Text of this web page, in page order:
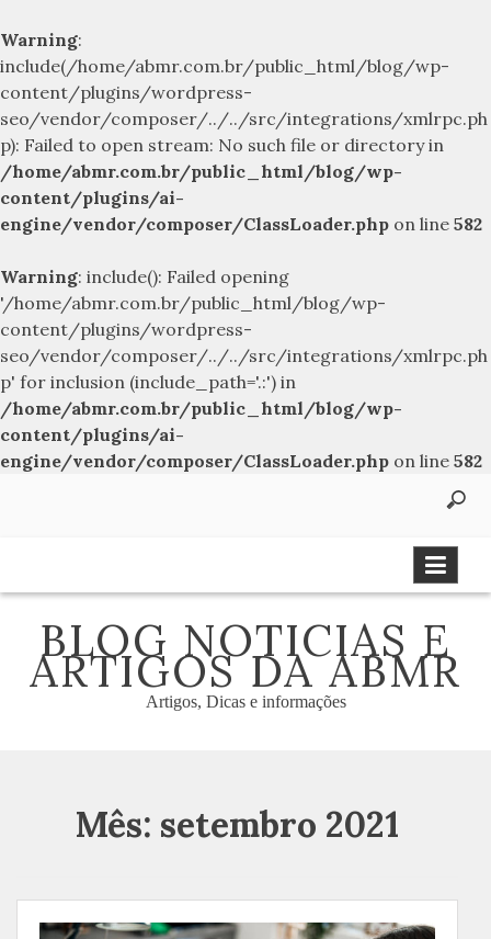
Warning:
include(/home/abmr.com.br/public_html/blog/wp-
content/plugins/wordpress-
seo/vendor/composer/../../src/integrations/xmlrpc.ph
p): Failed to open stream: No such file or directory in
/home/abmr.com.br/public_html/blog/wp-
content/plugins/ai-
engine/vendor/composer/ClassLoader.php on line 582
Warning: include(): Failed opening
'/home/abmr.com.br/public_html/blog/wp-
content/plugins/wordpress-
seo/vendor/composer/../../src/integrations/xmlrpc.ph
p' for inclusion (include_path='.:') in
/home/abmr.com.br/public_html/blog/wp-
content/plugins/ai-
engine/vendor/composer/ClassLoader.php on line 582
BLOG NOTICIAS E
ARTIGOS DA ABMR
Artigos, Dicas e informações
Mês: setembro 2021